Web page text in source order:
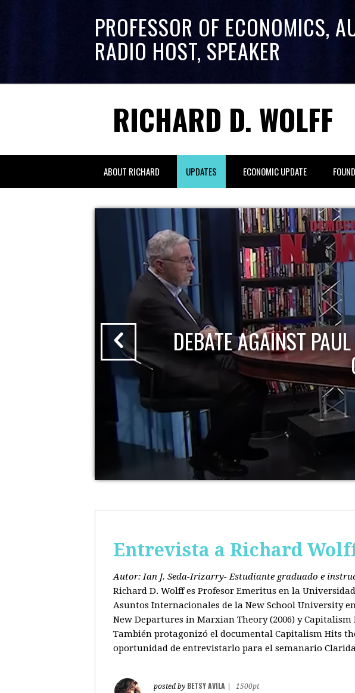
PROFESSOR OF ECONOMICS,
RADIO HOST, SPEAKER
RICHARD D. WOLFF
ABOUT RICHARD UPDATES ECONOMIC UPDATE
DEBATE AGAINST
Entrevista a Richard
Autor: Ian J. Seda-Irizarry- Estudiante graduado e
Richard D. Wolff es Profesor Emeritus en la
Asuntos Internacionales de la New School University
New Departures in Marxian Theory (2006) y
También protagonizó el documental Capitalism Hits
oportunidad de entrevistarlo para el semanario
posted by BETSY AVILA
1500pt